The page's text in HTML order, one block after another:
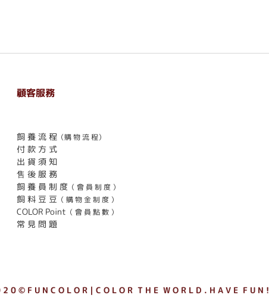
顧客服務
飼 養 流 程 （購 物 流 程）
付 款 方 式
出 貨 須 知
售 後 服 務
飼 養 員 制 度 （ 會 員 制 度 ）
飼 料 豆 豆 （ 購 物 金 制 度 ）
COLOR Point （ 會 員 點 數 ）
常 見 問 題
2 0 © F U N C O L O R｜C O L O R T H E W O R L D . H A V E F U N !